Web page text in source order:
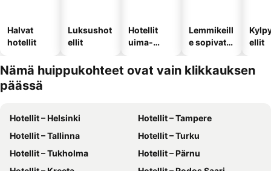
Halvat
hotellit
Luksushot
ellit
Hotellit
uima-
Lemmikeill
e sopivat
ellit
Nämä huippukohteet ovat vain klikkauksen
päässä
Hotellit – Helsinki
Hotellit – Tampere
Hotellit – Tallinna
Hotellit – Turku
Hotellit – Tukholma
Hotellit – Pärnu